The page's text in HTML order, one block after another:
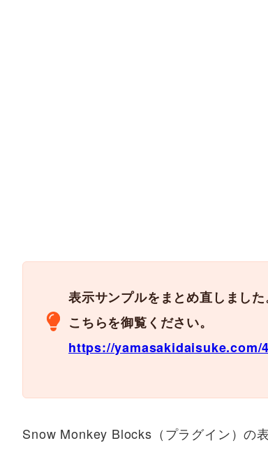
表示サンプルをまとめ直しました
こちらを御覧ください。
https://yamasakidaisuke.com/
Snow Monkey Blocks（プラグイン）の